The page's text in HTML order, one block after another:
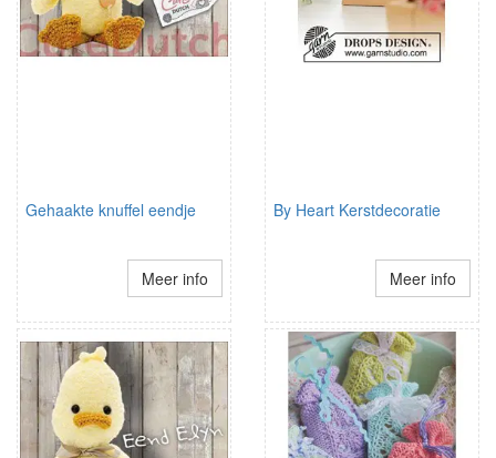
Gehaakte knuffel eendje
Meer info
By Heart Kerstdecoratie
Meer info